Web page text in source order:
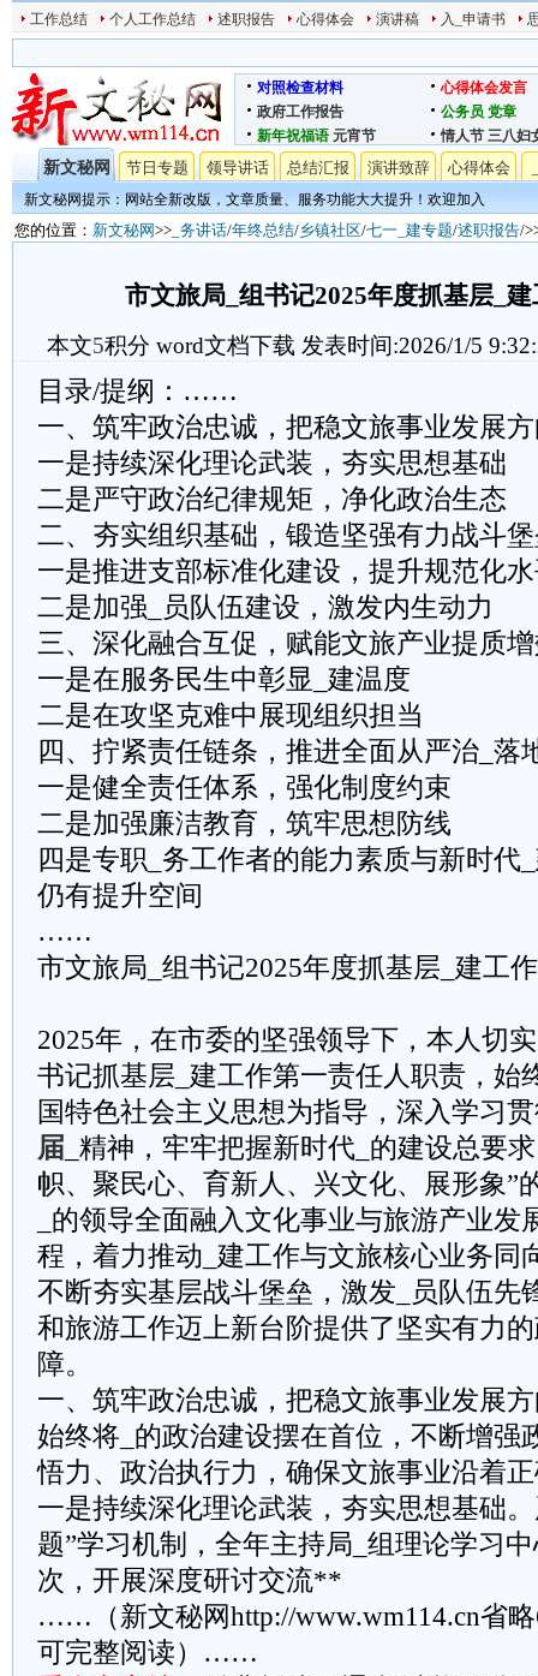
工作总结 个人工作总结 述职报告 心得体会 演讲稿 入_申请书
对照检查材料
心得体会发言
政府工作报告
公务员 党章
新年祝福语 元宵节 情人节 三八妇
新文秘网 节日专题 领导讲话 总结汇报 演讲致辞 心得体会
新文秘网提示：网站全新改版，文章质量、服务功能大大提升！欢迎加入
您的位置： 新文秘网>> _务讲话/年终总结/乡镇社区/七一_建专题/述职报告/
市文旅局_组书记2025年度抓基层_
本文5积分 word文档下载 发表时间:2026/1/5
目录/提纲：……
一、筑牢政治忠诚，把稳文旅事业发展
一是持续深化理论武装，夯实思想基础
二是严守政治纪律规矩，净化政治生态
二、夯实组织基础，锻造坚强有力战斗
一是推进支部标准化建设，提升规范化
二是加强_员队伍建设，激发内生动力
三、深化融合互促，赋能文旅产业提质
一是在服务民生中彰显_建温度
二是在攻坚克难中展现组织担当
四、拧紧责任链条，推进全面从严治_落
一是健全责任体系，强化制度约束
二是加强廉洁教育，筑牢思想防线
四是专职_务工作者的能力素质与新时代
仍有提升空间
……
市文旅局_组书记2025年度抓基层_建工
2025年，在市委的坚强领导下，本人切
书记抓基层_建工作第一责任人职责，始
国特色社会主义思想为指导，深入学习
届 _精神，牢牢把握新时代_的建设总要
帜、聚民心、育新人、兴文化、展形象”
_的领导全面融入文化事业与旅游产业发
程，着力推动_建工作与文旅核心业务同
不断夯实基层战斗堡垒，激发_员队伍先
和旅游工作迈上新台阶提供了坚实有力
障。
一、筑牢政治忠诚，把稳文旅事业发展
始终将_的政治建设摆在首位，不断增强
悟力、政治执行力，确保文旅事业沿着
一是持续深化理论武装，夯实思想基础
题”学习机制，全年主持局_组理论学习
次，开展深度研讨交流**
……（新文秘网http://www.wm114.cn省
可完整阅读）……